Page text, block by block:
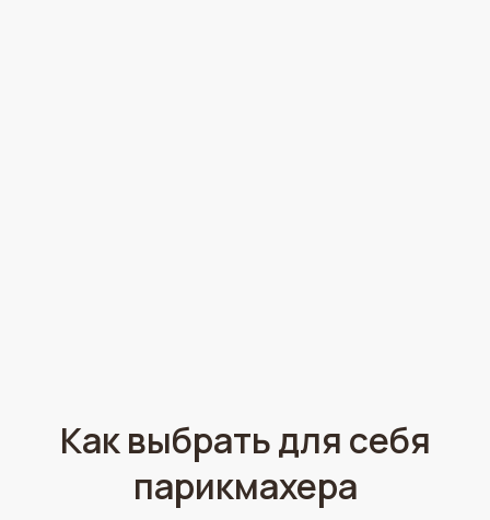
Как выбрать для себя
парикмахера